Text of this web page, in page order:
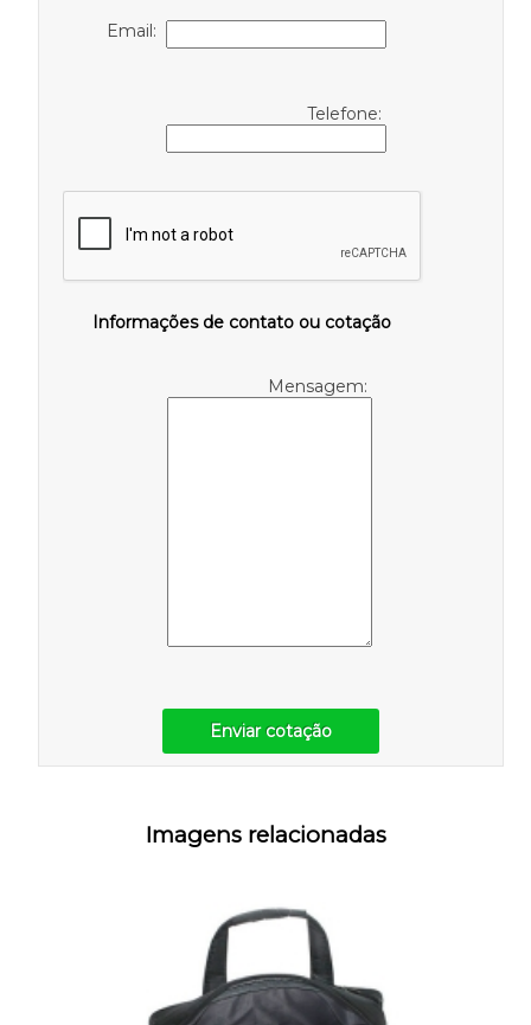
Email:
Telefone:
Informações de contato ou cotação
Mensagem:
Enviar cotação
Imagens relacionadas